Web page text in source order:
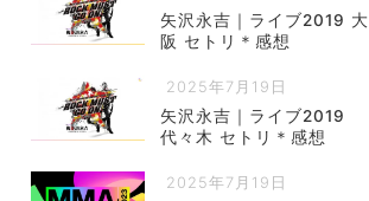
矢沢永吉｜ライブ2019 大
阪 セトリ＊感想
2025年7月19日
矢沢永吉｜ライブ2019
代々木 セトリ＊感想
2025年7月19日